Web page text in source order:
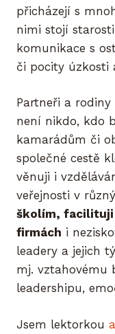
přicházejí s
nimi stojí
komunikace s
či pocity úzkosti
Partneři a
není nikdo, kdo
kamarádům či
společné cestě
věnuji i
veřejnosti v
školím, facilituji
firmách i
leadery a jejich
mj. vztahovému
leadershipu,
Jsem lektorkou